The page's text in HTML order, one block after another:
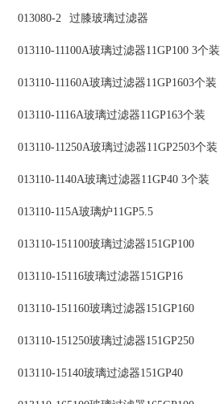
013080-2 过膝玻璃过滤器
013110-11100A玻璃过滤器11GP100 3个装
013110-11160A玻璃过滤器11GP1603个装
013110-1116A玻璃过滤器11GP163个装
013110-11250A玻璃过滤器11GP2503个装
013110-1140A玻璃过滤器11GP40 3个装
013110-115A玻璃炉11GP5.5
013110-151100玻璃过滤器151GP100
013110-15116玻璃过滤器151GP16
013110-151160玻璃过滤器151GP160
013110-151250玻璃过滤器151GP250
013110-15140玻璃过滤器151GP40